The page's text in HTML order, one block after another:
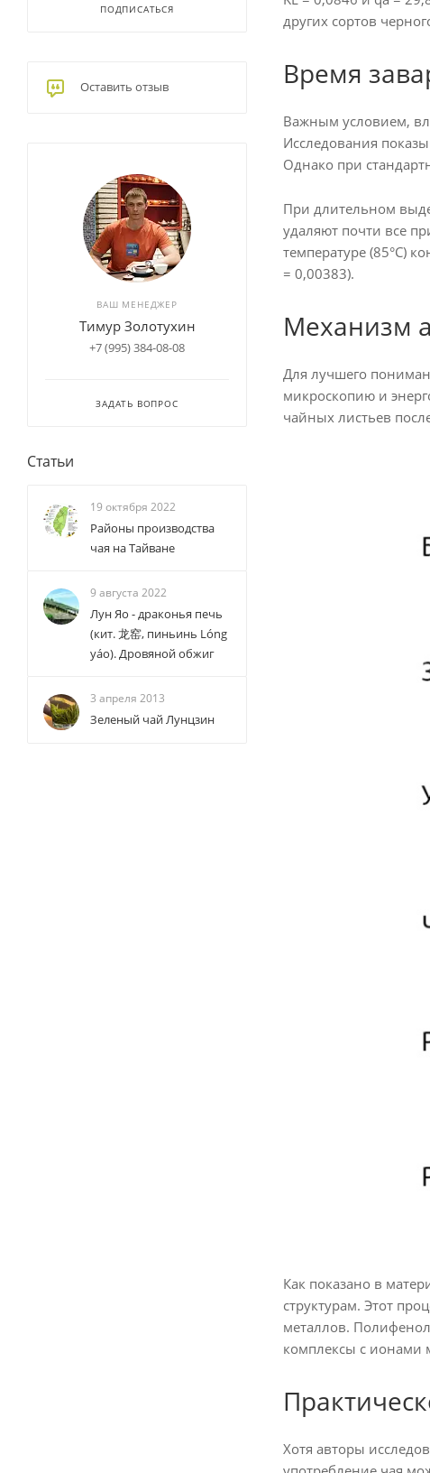
других сортов
Время
Важным условием,
Исследования
Однако при
При длительном
удаляют почти все
температуре (85°C)
= 0,00383).
Механизм
Для лучшего
микроскопию и
чайных листьев
Как показано в
структурам. Этот
металлов.
комплексы с ионами
Хотя авторы
ПОДПИСАТЬСЯ
Оставить отзыв
ВАШ МЕНЕДЖЕР
Тимур Золотухин
+7 (995) 384-08-08
ЗАДАТЬ ВОПРОС
Статьи
19 октября 2022
Районы производства
чая на Тайване
9 августа 2022
Лун Яо - драконья печь
(кит. 龙窑, пиньинь Lóng
yáo). Дровяной обжиг
3 апреля 2013
Зеленый чай Лунцзин